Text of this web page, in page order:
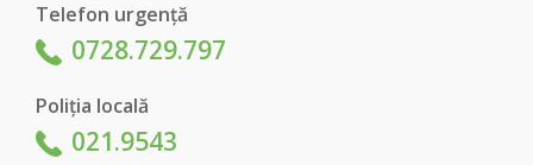
Telefon urgență
0728.729.797
Poliția locală
021.9543